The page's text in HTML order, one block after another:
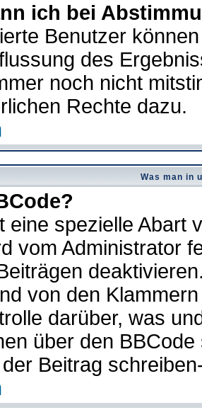
ich bei
Benutzer
des
noch nicht
Rechte dazu.
Was man in
eine spezielle Abart
vom Administrator
von den
darüber, was
über den
Beitrag